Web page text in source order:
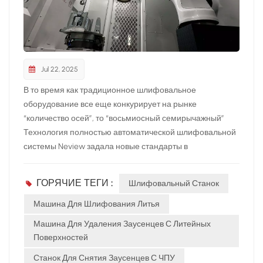
Jul 22, 2025
В то время как традиционное шлифовальное
оборудование все еще конкурирует на рынке
“количество осей”, то “восьмиосный семирычажный”
Технология полностью автоматической шлифовальной
системы Neview задала новые стандарты в
оборудования и простой «обработкой по прямой/
наклонной линии» пятикоординатного четырехзвенного
восьмикоординатный семизвенный станок имеет три
основных преимущества: Во-первых, «гибкость»: он
может непрерывно обрабатывать по криволинейной
ГОРЯЧИЕ ТЕГИ : Шлифовальный Станок
Машина Для Шлифования Литья
Машина Для Удаления Заусенцев С Литейных
Поверхностей
Станок Для Снятия Заусенцев С ЧПУ